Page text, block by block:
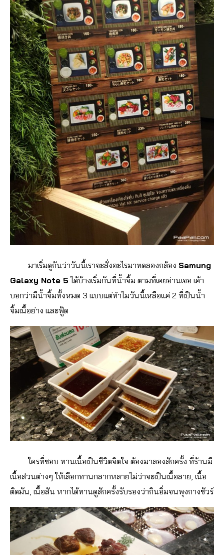
มาเริ่มดูกันว่าวันนี้เราจะสั่งอะไรมาทดลองกล้อง Samung
Galaxy Note 5 ได้บ้างเริ่มกันที่น้ำจิ้ม ตามที่เคยอ่านเจอ เค้า
บอกว่ามีน้ำจิ้มทั้งหมด 3 แบบแต่ทำไมวันนี้เหลือแค่ 2 ที่เป็นน้ำ
จิ้มเนื้อย่าง และฟู้ด
ใครที่ชอบ ทานเนื้อเป็นชีวิตจิตใจ ต้องมาลองสักครั้ง ที่ร้านมี
เนื้อส่วนต่างๆ ให้เลือกทานกลากหลายไม่ว่าจะเป็นเนื้อลาย, เนื้อ
ติดมัน, เนื้อสัน หากได้ทานดูสักครั้งรับรองว่ากินอิ่มจนพุงกางชัวร์